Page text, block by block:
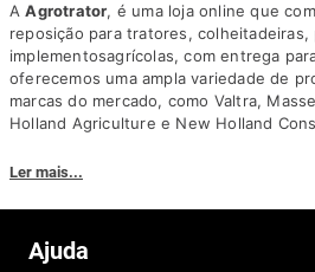
AAgrotrator, é uma loja online que
reposição para tratores, colheitadeiras,
implementosagrícolas, com entrega
oferecemos uma ampla variedade de
marcas do mercado, como Valtra,
Holland Agriculture e New Holland
competitivos. Nós também oferecemos
personalizado, com equipe de
Somos a solução ideal para quem busca
Ler mais...
Ajuda